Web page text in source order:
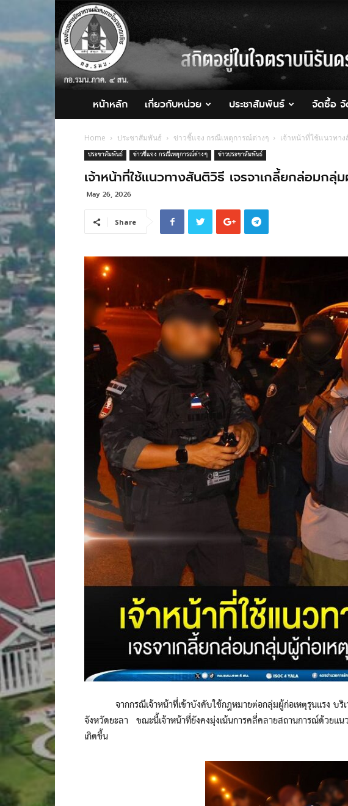
กอ.รมน.ภาค
4
สน.
หน้าหลัก เกี่ยวกับหน่วย ประชาสัมพันธ์ จัดซื้อ จั
Home ประชาสัมพันธ์ ข่าวชี้แจง กรณีเหตุการณ์ต่างๆ เจ้าหน้าที่ใช้แนวทาง
ประชาสัมพันธ์ ข่าวชี้แจง กรณีเหตุการณ์ต่างๆ ข่าวประชาสัมพันธ์
เจ้าหน้าที่ใช้แนวทางสันติวิธี เจรจาเกลี้ยกล่อมกลุ่
May 26, 2026
Share
จากกรณีเจ้าหน้าที่เข้าบังคับใช้กฎหมายต่อกลุ่มผู้ก่อเหตุรุนแรง บริ
จังหวัดยะลา ขณะนี้เจ้าหน้าที่ยังคงมุ่งเน้นการคลี่คลายสถานการณ์ด้วยแ
เกิดขึ้น